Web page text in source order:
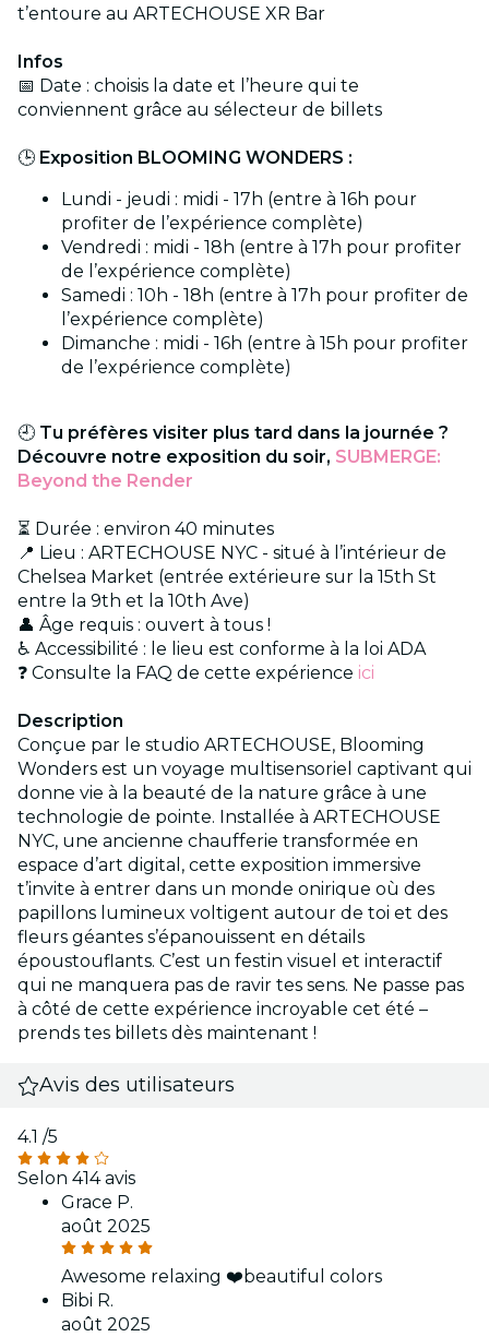
t’entoure au ARTECHOUSE XR Bar
Infos
📅 Date : choisis la date et l’heure qui te
conviennent grâce au sélecteur de billets
🕒 Exposition BLOOMING WONDERS :
Lundi - jeudi : midi - 17h (entre à 16h pour
profiter de l’expérience complète)
Vendredi : midi - 18h (entre à 17h pour profiter
de l’expérience complète)
Samedi : 10h - 18h (entre à 17h pour profiter de
l’expérience complète)
Dimanche : midi - 16h (entre à 15h pour profiter
de l’expérience complète)
🕘 Tu préfères visiter plus tard dans la journée ?
Découvre notre exposition du soir, SUBMERGE:
Beyond the Render
⏳ Durée : environ 40 minutes
📍 Lieu : ARTECHOUSE NYC - situé à l’intérieur de
Chelsea Market (entrée extérieure sur la 15th St
entre la 9th et la 10th Ave)
👤 Âge requis : ouvert à tous !
♿ Accessibilité : le lieu est conforme à la loi ADA
❓ Consulte la FAQ de cette expérience ici
Description
Conçue par le studio ARTECHOUSE, Blooming
Wonders est un voyage multisensoriel captivant qui
donne vie à la beauté de la nature grâce à une
technologie de pointe. Installée à ARTECHOUSE
NYC, une ancienne chaufferie transformée en
espace d’art digital, cette exposition immersive
t’invite à entrer dans un monde onirique où des
papillons lumineux voltigent autour de toi et des
fleurs géantes s’épanouissent en détails
époustouflants. C’est un festin visuel et interactif
qui ne manquera pas de ravir tes sens. Ne passe pas
à côté de cette expérience incroyable cet été –
prends tes billets dès maintenant !
Avis des utilisateurs
4.1 /5
Selon 414 avis
Grace P.
août 2025
Awesome relaxing ❤️beautiful colors
Bibi R.
août 2025